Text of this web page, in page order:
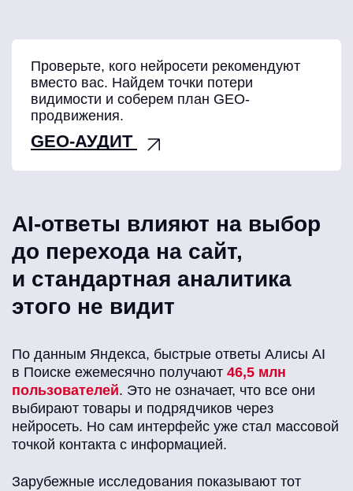
Проверьте, кого нейросети рекомендуют
вместо вас. Найдем точки потери
видимости и соберем план GEO-
продвижения.
GEO-АУДИТ
AI-ответы влияют на выбор
до перехода на сайт,
и стандартная аналитика
этого не видит
По данным Яндекса, быстрые ответы Алисы AI
в Поиске ежемесячно получают 46,5 млн
пользователей. Это не означает, что все они
выбирают товары и подрядчиков через
нейросеть. Но сам интерфейс уже стал массовой
точкой контакта с информацией.
Зарубежные исследования показывают тот